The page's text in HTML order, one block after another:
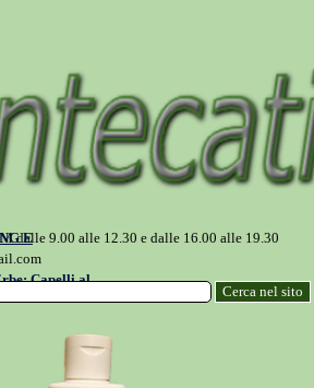
E
Capelli al
dalle 9.00 alle 12.30 e dalle 16.00 alle 19.30
Cerca nel sito